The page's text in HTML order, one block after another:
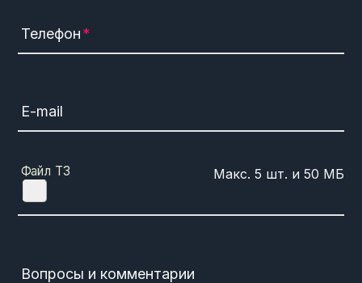
Телефон
E-mail
Файл ТЗ
Вопросы и комментарии